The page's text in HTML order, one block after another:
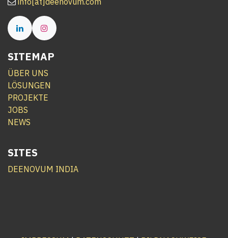
SITEMAP
ÜBER UNS
LÖSUNGEN
PROJEKTE
JOBS
NEWS
SITES
DEENOVUM INDIA